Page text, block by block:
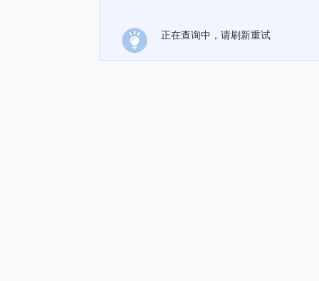
正在查询中，请刷新重试